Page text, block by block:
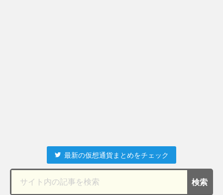
最新の仮想通貨まとめをチェック